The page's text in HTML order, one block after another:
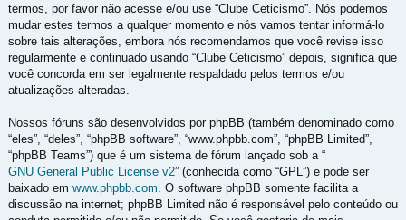
termos, por favor não acesse e/ou use “Clube Ceticismo”. Nós podemos
mudar estes termos a qualquer momento e nós vamos tentar informá-lo
sobre tais alterações, embora nós recomendamos que você revise isso
regularmente e continuado usando “Clube Ceticismo” depois, significa que
você concorda em ser legalmente respaldado pelos termos e/ou
atualizações alteradas.
Nossos fóruns são desenvolvidos por phpBB (também denominado como
“eles”, “deles”, “phpBB software”, “www.phpbb.com”, “phpBB Limited”,
“phpBB Teams”) que é um sistema de fórum lançado sob a “
GNU General Public License v2” (conhecida como “GPL”) e pode ser
baixado em www.phpbb.com . O software phpBB somente facilita a
discussão na internet; phpBB Limited não é responsável pelo conteúdo ou